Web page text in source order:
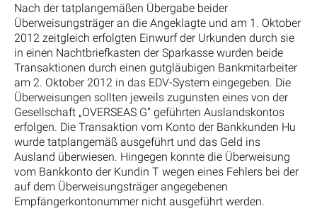
Nach der tatplangemäßen Übergabe beider
Überweisungsträger an die Angeklagte und am 1. Oktober
2012 zeitgleich erfolgten Einwurf der Urkunden durch sie
in einen Nachtbriefkasten der Sparkasse wurden beide
Transaktionen durch einen gutgläubigen Bankmitarbeiter
am 2. Oktober 2012 in das EDV-System eingegeben. Die
Überweisungen sollten jeweils zugunsten eines von der
Gesellschaft „OVERSEAS G“ geführten Auslandskontos
erfolgen. Die Transaktion vom Konto der Bankkunden Hu
wurde tatplangemäß ausgeführt und das Geld ins
Ausland überwiesen. Hingegen konnte die Überweisung
vom Bankkonto der Kundin T wegen eines Fehlers bei der
auf dem Überweisungsträger angegebenen
Empfängerkontonummer nicht ausgeführt werden.